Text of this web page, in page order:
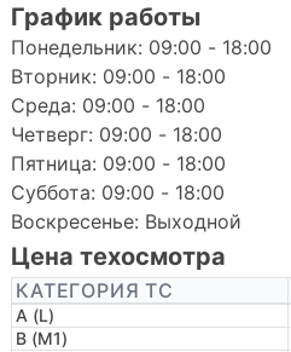
График работы
Понедельник: 09:00 - 18:00
Вторник: 09:00 - 18:00
Среда: 09:00 - 18:00
Четверг: 09:00 - 18:00
Пятница: 09:00 - 18:00
Суббота: 09:00 - 18:00
Воскресенье: Выходной
Цена техосмотра
КАТЕГОРИЯ ТС
A (L)
B (M1)